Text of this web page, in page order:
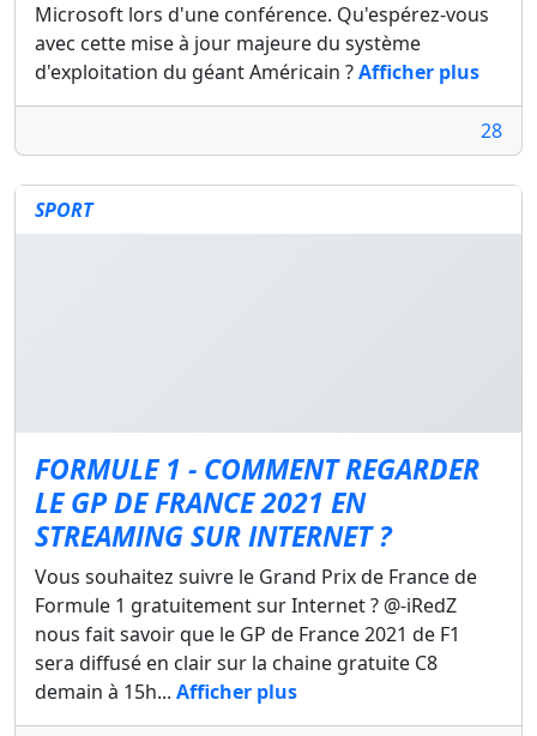
Microsoft lors d'une conférence. Qu'espérez-vous
avec cette mise à jour majeure du système
d'exploitation du géant Américain ?Afficher plus
28
SPORT
FORMULE 1 - COMMENT REGARDER
LE GP DE FRANCE 2021 EN
STREAMING SUR INTERNET ?
Vous souhaitez suivre le Grand Prix de France de
Formule 1 gratuitement sur Internet ? @-iRedZ
nous fait savoir que le GP de France 2021 de F1
sera diffusé en clair sur la chaine gratuite C8
demain à 15h... Afficher plus